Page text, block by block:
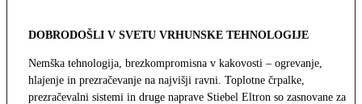
DOBRODOŠLI V SVETU VRHUNSKE TEHNOLOGIJE
Nemška tehnologija, brezkompromisna v kakovosti – ogrevanje,
hlajenje in prezračevanje na najvišji ravni. Toplotne črpalke,
prezračevalni sistemi in druge naprave Stiebel Eltron so zasnovane za